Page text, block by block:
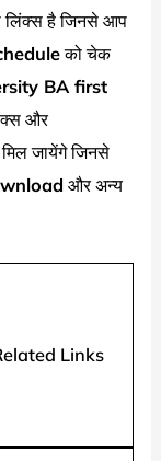
लिंक्स है जिनसे आप
को चेक
BA first
और
जायेंगे जिनसे
और अन्य
Links